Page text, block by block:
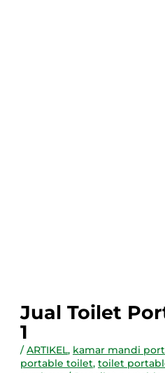
Jual Toilet
1
/ARTIKEL, kamar mandi
portable toilet,toilet